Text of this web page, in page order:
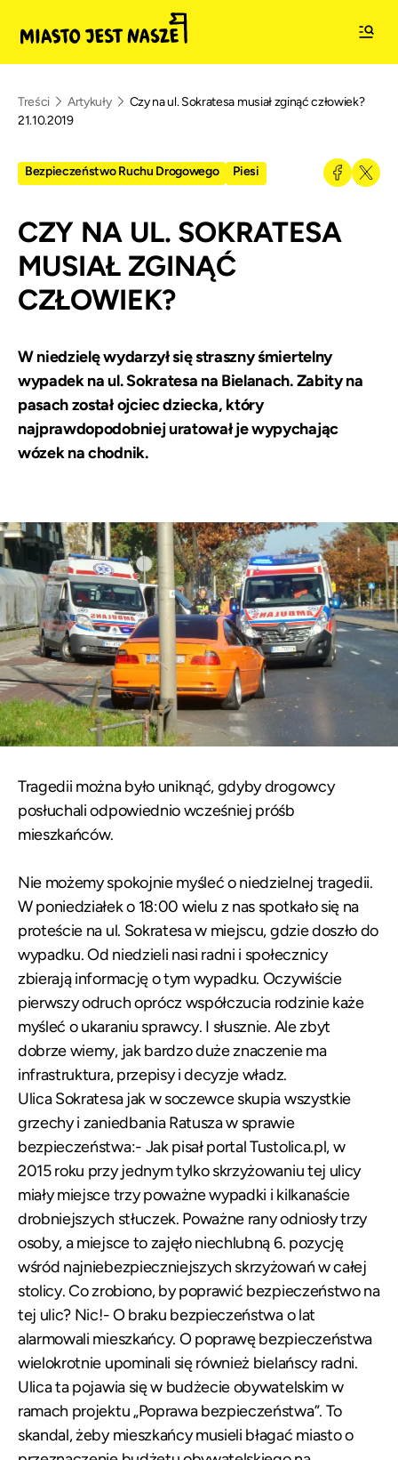
Treści Artykuły
Czy na ul. Sokratesa musiał zginąć człowiek?
21.10.2019
Bezpieczeństwo Ruchu Drogowego Piesi
CZY NA UL. SOKRATESA
MUSIAŁ ZGINĄĆ
CZŁOWIEK?
W niedzielę wydarzył się straszny śmiertelny
wypadek na ul. Sokratesa na Bielanach. Zabity na
pasach został ojciec dziecka, który
najprawdopodobniej uratował je wypychając
wózek na chodnik.
Tragedii można było uniknąć, gdyby drogowcy
posłuchali odpowiednio wcześniej próśb
mieszkańców.
Nie możemy spokojnie myśleć o niedzielnej tragedii.
W poniedziałek o 18:00 wielu z nas spotkało się na
proteście na ul. Sokratesa w miejscu, gdzie doszło do
wypadku. Od niedzieli nasi radni i społecznicy
zbierają informację o tym wypadku. Oczywiście
pierwszy odruch oprócz współczucia rodzinie każe
myśleć o ukaraniu sprawcy. I słusznie. Ale zbyt
dobrze wiemy, jak bardzo duże znaczenie ma
infrastruktura, przepisy i decyzje władz.
Ulica Sokratesa jak w soczewce skupia wszystkie
grzechy i zaniedbania Ratusza w sprawie
bezpieczeństwa:- Jak pisał portal Tustolica.pl, w
2015 roku przy jednym tylko skrzyżowaniu tej ulicy
miały miejsce trzy poważne wypadki i kilkanaście
drobniejszych stłuczek. Poważne rany odniosły trzy
osoby, a miejsce to zajęło niechlubną 6. pozycję
wśród najniebezpieczniejszych skrzyżowań w całej
stolicy. Co zrobiono, by poprawić bezpieczeństwo na
tej ulic? Nic!- O braku bezpieczeństwa o lat
alarmowali mieszkańcy. O poprawę bezpieczeństwa
wielokrotnie upominali się również bielańscy radni.
Ulica ta pojawia się w budżecie obywatelskim w
ramach projektu „Poprawa bezpieczeństwa”. To
skandal, żeby mieszkańcy musieli błagać miasto o